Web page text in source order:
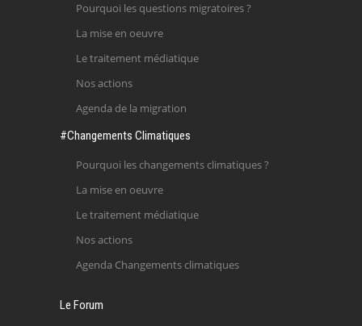
Pourquoi les questions migratoires ?
La mise en oeuvre
Le traitement médiatique
Nos actions
Agenda de la migration
#Changements Climatiques
Pourquoi les changements climatiques ?
La mise en oeuvre
Le traitement médiatique
Nos actions
Agenda Changements climatiques
Le Forum